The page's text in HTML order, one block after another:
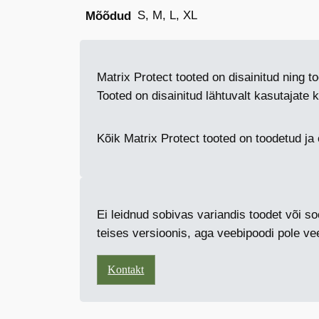
Mõõdud S, M, L, XL
Matrix Protect tooted on disainitud ning
Tooted on disainitud lähtuvalt
Kõik Matrix Protect tooted on toodetud ja
Ei leidnud sobivas variandis toodet või
teises versioonis, aga veebipoodi pole
Kontakt